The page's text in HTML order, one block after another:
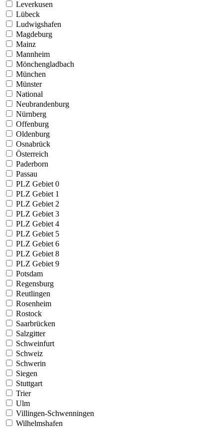
Leverkusen
Lübeck
Ludwigshafen
Magdeburg
Mainz
Mannheim
Mönchengladbach
München
Münster
National
Neubrandenburg
Nürnberg
Offenburg
Oldenburg
Osnabrück
Österreich
Paderborn
Passau
PLZ Gebiet 0
PLZ Gebiet 1
PLZ Gebiet 2
PLZ Gebiet 3
PLZ Gebiet 4
PLZ Gebiet 5
PLZ Gebiet 6
PLZ Gebiet 8
PLZ Gebiet 9
Potsdam
Regensburg
Reutlingen
Rosenheim
Rostock
Saarbrücken
Salzgitter
Schweinfurt
Schweiz
Schwerin
Siegen
Stuttgart
Trier
Ulm
Villingen-Schwenningen
Wilhelmshafen